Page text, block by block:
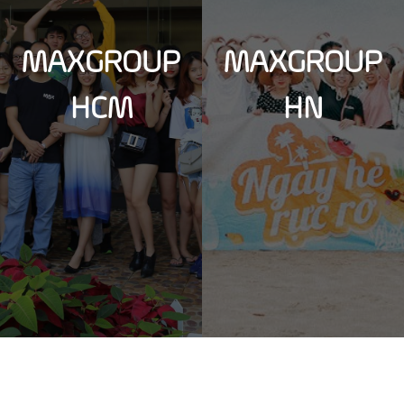
MAXGROUP
HCM
MAXGROUP
HN